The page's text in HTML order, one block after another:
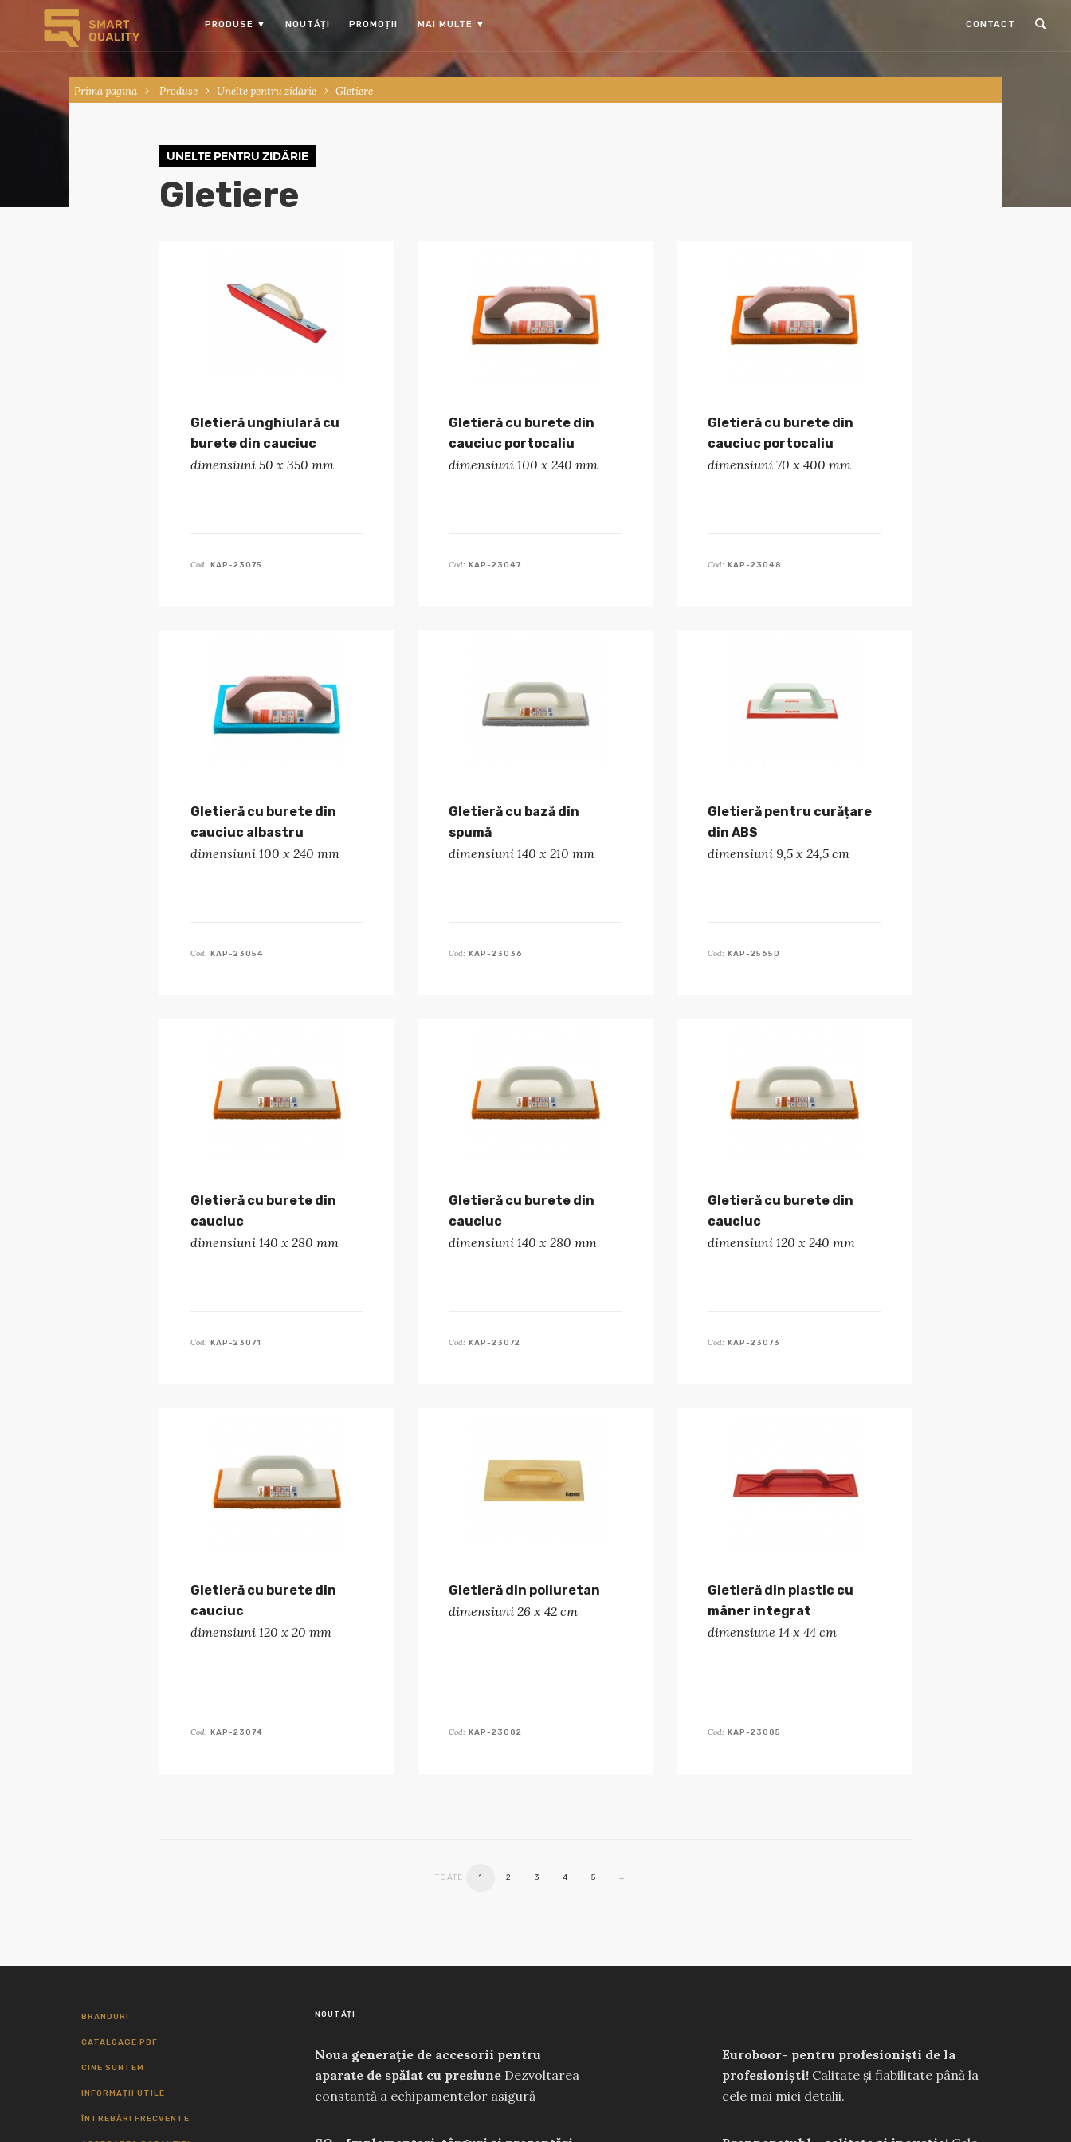
PRODUSE ▼ NOUTĂȚI PROMOȚII MAI MULTE ▼ CONTACT
Prima pagină Produse Unelte pentru zidărie Gletiere
UNELTE PENTRU ZIDĂRIE
Gletiere
Gletieră unghiulară cu
burete din cauciuc
dimensiuni 50 x 350 mm
Cod: KAP-23075
Gletieră cu burete din
cauciuc portocaliu
dimensiuni 100 x 240 mm
Cod: KAP-23047
Gletieră cu burete din
cauciuc portocaliu
dimensiuni 70 x 400 mm
Cod: KAP-23048
Gletieră cu burete din
cauciuc albastru
dimensiuni 100 x 240 mm
Cod: KAP-23054
Gletieră cu bază din
spumă
dimensiuni 140 x 210 mm
Cod: KAP-23036
Gletieră pentru curățare
din ABS
dimensiuni 9,5 x 24,5 cm
Cod: KAP-25650
Gletieră cu burete din
cauciuc
dimensiuni 140 x 280 mm
Cod: KAP-23071
Gletieră cu burete din
cauciuc
dimensiuni 140 x 280 mm
Cod: KAP-23072
Gletieră cu burete din
cauciuc
dimensiuni 120 x 240 mm
Cod: KAP-23073
Gletieră cu burete din
cauciuc
dimensiuni 120 x 20 mm
Cod: KAP-23074
Gletieră din poliuretan
dimensiuni 26 x 42 cm
Cod: KAP-23082
Gletieră din plastic cu
mâner integrat
dimensiune 14 x 44 cm
Cod: KAP-23085
TOATE 1 2 3 4 5 →
NOUTĂȚI
Noua generație de accesorii pentru
aparate de spălat cu presiuneDezvoltarea
constantă a echipamentelor asigură
Euroboor- pentru profesioniști de la
profesioniști! Calitate și fiabilitate până la
cele mai mici detalii.
BRANDURI
CATALOAGE PDF
CINE SUNTEM
INFORMAȚII UTILE
ÎNTREBĂRI FRECVENTE